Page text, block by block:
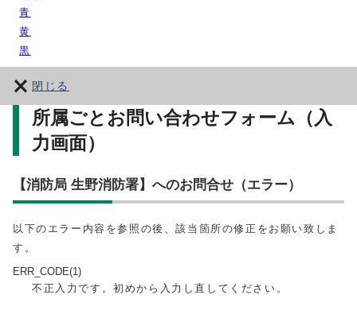
青
黄
黒
閉じる
所属ごとお問い合わせフォーム（入
力画面）
【消防局 生野消防署】へのお問合せ（エラー）
以下のエラー内容を参照の後、該当箇所の修正をお願い致しま
す。
ERR_CODE(1)
不正入力です。初めから入力し直してください。